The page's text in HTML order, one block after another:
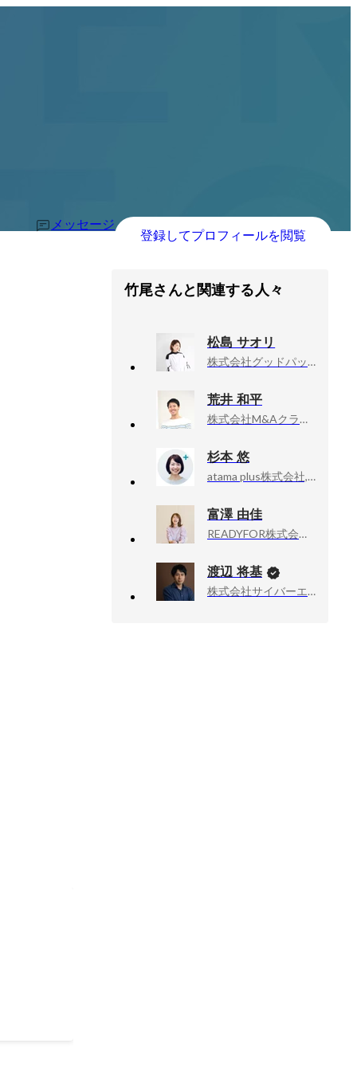
メッセージ
登録してプロフィールを閲覧
竹尾さんと関連する人々
松島 サオリ
株式会社グッドパッチ, 人事グループマネージャー
荒井 和平
株式会社M&Aクラウド, 執行役員CTO
杉本 悠
atama plus株式会社, 人事、広報
富澤 由佳
READYFOR株式会社, 採用部 部長
渡辺 将基
株式会社サイバーエージェント, 新R25編集長